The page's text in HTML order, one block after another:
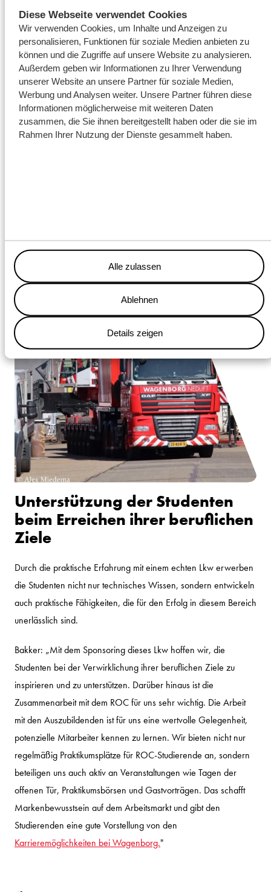
Diese Webseite verwendet Cookies
Wir verwenden Cookies, um Inhalte und Anzeigen zu
personalisieren, Funktionen für soziale Medien anbieten zu
können und die Zugriffe auf unsere Website zu analysieren.
Außerdem geben wir Informationen zu Ihrer Verwendung
unserer Website an unsere Partner für soziale Medien,
Werbung und Analysen weiter. Unsere Partner führen diese
Informationen möglicherweise mit weiteren Daten
zusammen, die Sie ihnen bereitgestellt haben oder die sie im
Rahmen Ihrer Nutzung der Dienste gesammelt haben.
Alle zulassen
Ablehnen
Details zeigen
(rechts im Bild), brachte die Zugmaschine am vergangenen
Freitag zum ROC.
Unterstützung der Studenten
beim Erreichen ihrer beruflichen
Ziele
Durch die praktische Erfahrung mit einem echten Lkw erwerben
die Studenten nicht nur technisches Wissen, sondern entwickeln
auch praktische Fähigkeiten, die für den Erfolg in diesem Bereich
unerlässlich sind.
Bakker: „Mit dem Sponsoring dieses Lkw hoffen wir, die
Studenten bei der Verwirklichung ihrer beruflichen Ziele zu
inspirieren und zu unterstützen. Darüber hinaus ist die
Zusammenarbeit mit dem ROC für uns sehr wichtig. Die Arbeit
mit den Auszubildenden ist für uns eine wertvolle Gelegenheit,
potenzielle Mitarbeiter kennen zu lernen. Wir bieten nicht nur
regelmäßig Praktikumsplätze für ROC-Studierende an, sondern
beteiligen uns auch aktiv an Veranstaltungen wie Tagen der
offenen Tür, Praktikumsbörsen und Gastvorträgen. Das schafft
Markenbewusstsein auf dem Arbeitsmarkt und gibt den
Studierenden eine gute Vorstellung von den
Karrieremöglichkeiten bei Wagenborg."